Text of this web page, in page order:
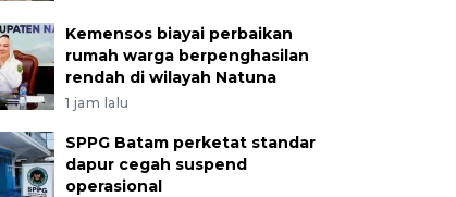
Kemensos biayai perbaikan
rumah warga berpenghasilan
rendah di wilayah Natuna
1 jam lalu
SPPG Batam perketat standar
dapur cegah suspend
operasional